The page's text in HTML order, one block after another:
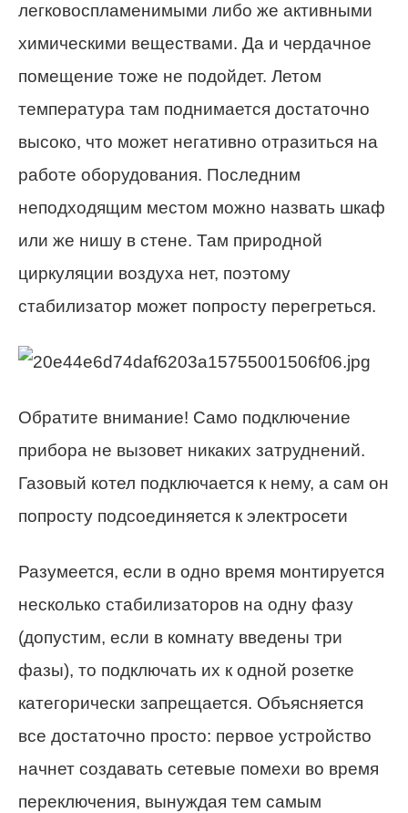
легковоспламенимыми либо же активными
химическими веществами. Да и чердачное
помещение тоже не подойдет. Летом
температура там поднимается достаточно
высоко, что может негативно отразиться на
работе оборудования. Последним
неподходящим местом можно назвать шкаф
или же нишу в стене. Там природной
циркуляции воздуха нет, поэтому
стабилизатор может попросту перегреться.
Обратите внимание! Само подключение
прибора не вызовет никаких затруднений.
Газовый котел подключается к нему, а сам он
попросту подсоединяется к электросети
Разумеется, если в одно время монтируется
несколько стабилизаторов на одну фазу
(допустим, если в комнату введены три
фазы), то подключать их к одной розетке
категорически запрещается. Объясняется
все достаточно просто: первое устройство
начнет создавать сетевые помехи во время
переключения, вынуждая тем самым